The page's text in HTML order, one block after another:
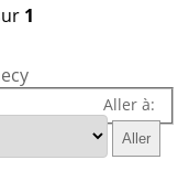
1
Aller à: